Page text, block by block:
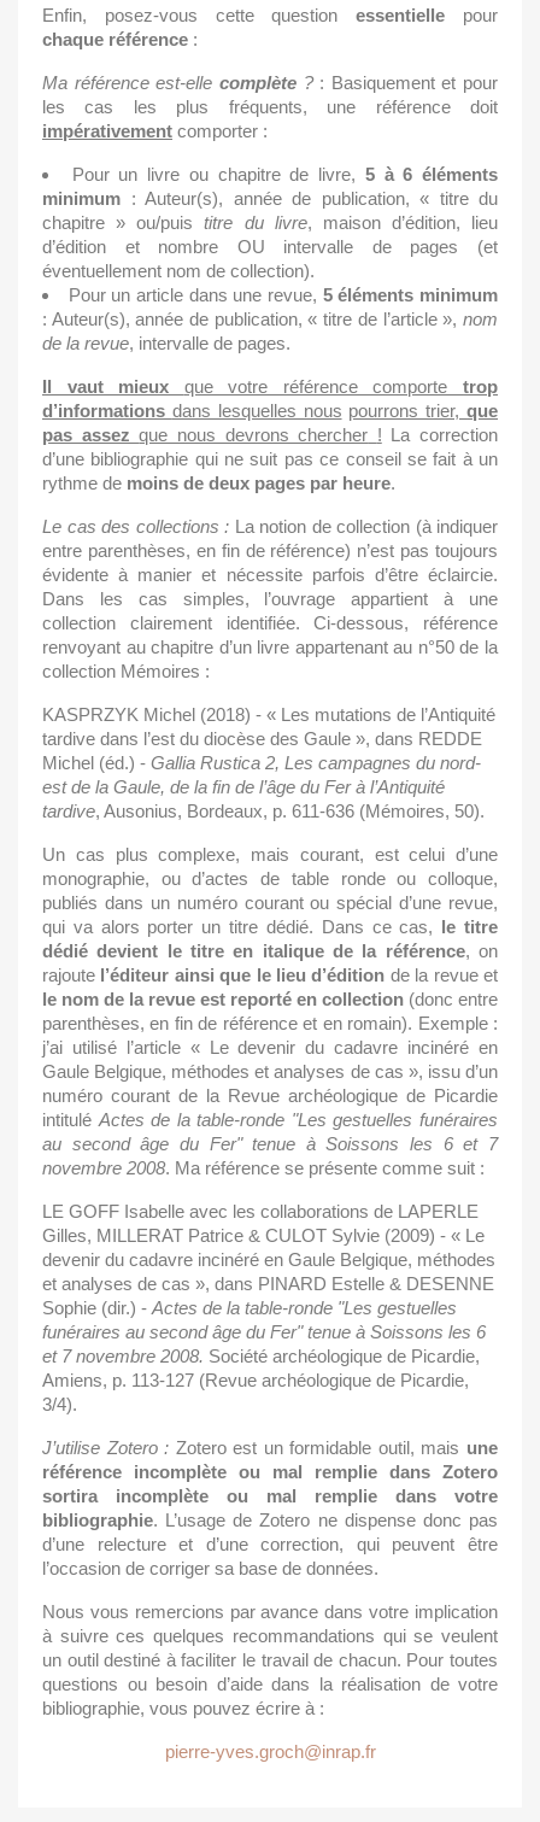
Enfin, posez-vous cette questionessentielle pour
chaque référence :
Ma référence est-elle complète ?: Basiquement et pour
les cas les plus fréquents, une référence doit
impérativement comporter :
Pour un livre ou chapitre de livre, 5 à 6 éléments
minimum : Auteur(s), année de publication, « titre du
chapitre » ou/puistitre du livre, maison d’édition, lieu
d’édition et nombre OU intervalle de pages (et
éventuellement nom de collection).
Pour un article dans une revue, 5 éléments minimum
: Auteur(s), année de publication, « titre de l’article », nom
de la revue, intervalle de pages.
Il vaut mieux que votre référence comportetrop
d’informations dans lesquelles nous pourrons trier,que
pas assezque nous devrons chercher ! La correction
d’une bibliographie qui ne suit pas ce conseil se fait à un
rythme de moins de deux pages par heure.
Le cas des collections : La notion de collection (à indiquer
entre parenthèses, en fin de référence) n’est pas toujours
évidente à manier et nécessite parfois d’être éclaircie.
Dans les cas simples, l’ouvrage appartient à une
collection clairement identifiée. Ci-dessous, référence
renvoyant au chapitre d’un livre appartenant au n°50 de la
collection Mémoires :
KASPRZYK Michel (2018) - « Les mutations de l’Antiquité
tardive dans l’est du diocèse des Gaule », dans REDDE
Michel (éd.) - Gallia Rustica 2, Les campagnes du nord-
est de la Gaule, de la fin de l’âge du Fer à l’Antiquité
tardive, Ausonius, Bordeaux, p. 611-636 (Mémoires, 50).
Un cas plus complexe, mais courant, est celui d’une
monographie, ou d’actes de table ronde ou colloque,
publiés dans un numéro courant ou spécial d’une revue,
qui va alors porter un titre dédié. Dans ce cas, le titre
dédié devient le titre en italique de la référence, on
rajoute l’éditeur ainsi que le lieu d’édition de la revue et
le nom de la revue est reporté en collection (donc entre
parenthèses, en fin de référence et en romain). Exemple :
j’ai utilisé l’article « Le devenir du cadavre incinéré en
Gaule Belgique, méthodes et analyses de cas », issu d’un
numéro courant de la Revue archéologique de Picardie
intitulé Actes de la table-ronde "Les gestuelles funéraires
au second âge du Fer" tenue à Soissons les 6 et 7
novembre 2008. Ma référence se présente comme suit :
LE GOFF Isabelle avec les collaborations de LAPERLE
Gilles, MILLERAT Patrice & CULOT Sylvie (2009) - « Le
devenir du cadavre incinéré en Gaule Belgique, méthodes
et analyses de cas », dans PINARD Estelle & DESENNE
Sophie (dir.) - Actes de la table-ronde "Les gestuelles
funéraires au second âge du Fer" tenue à Soissons les 6
et 7 novembre 2008. Société archéologique de Picardie,
Amiens, p. 113-127 (Revue archéologique de Picardie,
3/4).
J’utilise Zotero : Zotero est un formidable outil, mais une
référence
incomplète ou mal remplie dans Zotero
sortira
incomplète ou mal remplie dans
votre
bibliographie. L’usage de Zotero ne dispense donc pas
d’une relecture et d’une correction, qui peuvent être
l’occasion de corriger sa base de données.
Nous vous remercions par avance dans votre implication
à suivre ces quelques recommandations qui se veulent
un outil destiné à faciliter le travail de chacun. Pour toutes
questions ou besoin d’aide dans la réalisation de votre
bibliographie, vous pouvez écrire à :
pierre-yves.groch@inrap.fr